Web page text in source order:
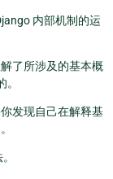
内部机制的运
了所涉及的基本概
发现自己在解释基